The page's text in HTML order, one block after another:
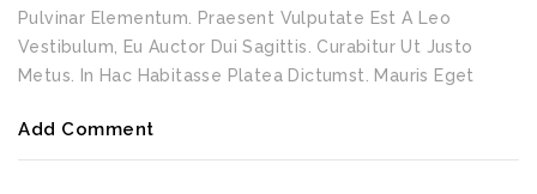
Pulvinar Elementum. Praesent Vulputate Est A Leo
Vestibulum, Eu Auctor Dui Sagittis. Curabitur Ut Justo
Metus. In Hac Habitasse Platea Dictumst. Mauris Eget
Add Comment